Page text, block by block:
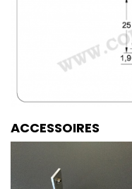
ACCESSOIRES